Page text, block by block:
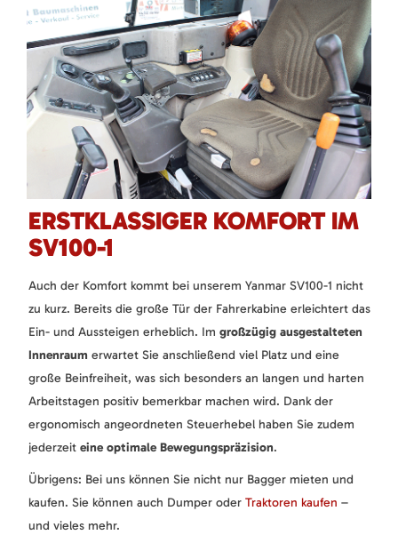
ERSTKLASSIGER KOMFORT IM
SV100-1
Auch der Komfort kommt bei unserem Yanmar SV100-1 nicht
zu kurz. Bereits die große Tür der Fahrerkabine erleichtert das
Ein- und Aussteigen erheblich. Im großzügig ausgestalteten
Innenraum erwartet Sie anschließend viel Platz und eine
große Beinfreiheit, was sich besonders an langen und harten
Arbeitstagen positiv bemerkbar machen wird. Dank der
ergonomisch angeordneten Steuerhebel haben Sie zudem
jederzeit eine optimale Bewegungspräzision.
Übrigens: Bei uns können Sie nicht nur Bagger mieten und
kaufen. Sie können auch Dumper oder Traktoren kaufen –
und vieles mehr.